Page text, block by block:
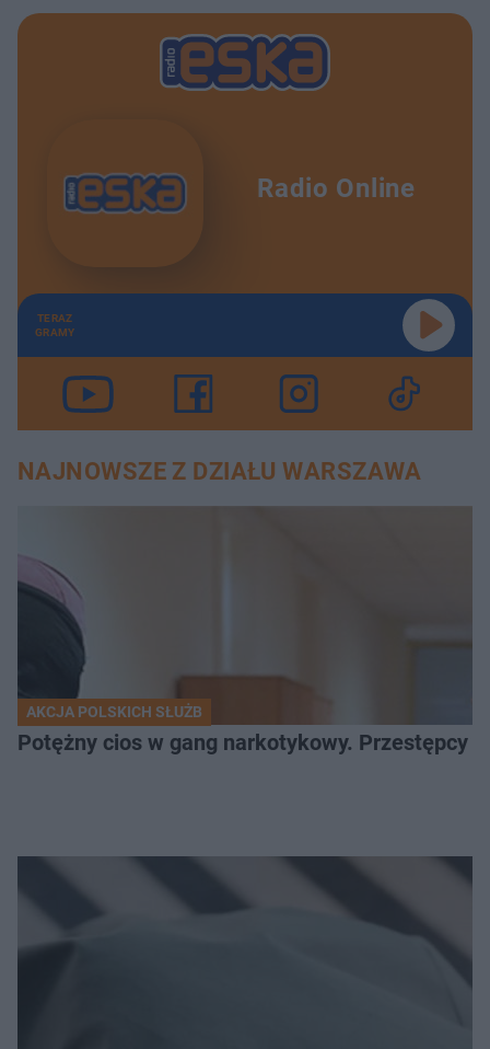
Radio Online
TERAZ
GRAMY
NAJNOWSZE Z DZIAŁU WARSZAWA
AKCJA POLSKICH SŁUŻB
Potężny cios w gang narkotykowy. Przestępcy